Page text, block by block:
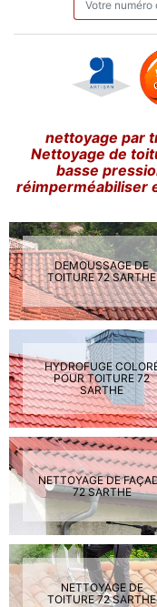
nettoyage par
Nettoyage de
basse
réimperméabiliser
DEMOUSSAGE DE
TOITURE 72 SARTHE
HYDROFUGE
POUR TOITURE 72
SARTHE
NETTOYAGE DE
72 SARTHE
NETTOYAGE DE
TOITURE 72 SARTHE